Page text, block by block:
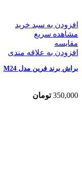
افزودن به سبد خرید
مشاهده سریع
مقایسه
افزودن به علاقه مندی
براش برند فرین مدل M24
350,000 تومان